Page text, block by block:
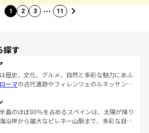
1 2 3 … 11
探す
歴史、文化、グルメ、自然と多彩な魅力にあふ
ローマの古代遺跡やフィレンツェのルネッサンス
カーナの美しい田園風景やアマルフィ海岸の絶
然景観も見逃せない。観光の合間には、本場の
タなど、絶品のイタリア料理を堪能することも
島のほぼ80％を占めるスペインは、太陽が降り
沿岸から雄大なピレネー山脈まで、多彩な自然